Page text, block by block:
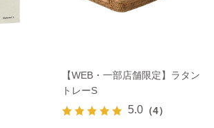
【WEB・一部店舗限定】ラタン
トレーS
5.0 （4）